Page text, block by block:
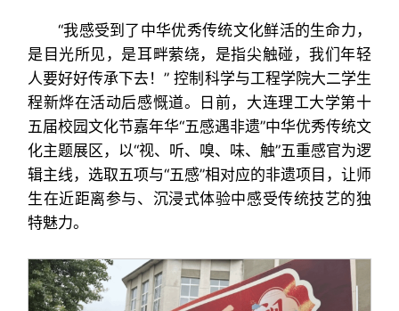
“我感受到了中华优秀传统文化鲜活的生命力，
是目光所见，是耳畔萦绕，是指尖触碰，我们年轻
人要好好传承下去！” 控制科学与工程学院大二学生
程新烨在活动后感慨道。日前，大连理工大学第十
五届校园文化节嘉年华“五感遇非遗”中华优秀传统文
化主题展区，以“视、听、嗅、味、触”五重感官为逻
辑主线，选取五项与“五感”相对应的非遗项目，让师
生在近距离参与、沉浸式体验中感受传统技艺的独
特魅力。